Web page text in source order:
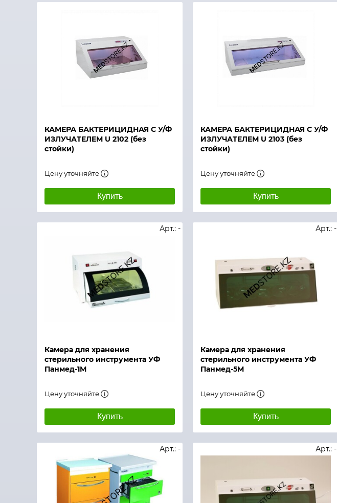
КАМЕРА БАКТЕРИЦИДНАЯ С У/Ф
ИЗЛУЧАТЕЛЕМ U 2102 (без
стойки)
Цену уточняйте
Купить
КАМЕРА БАКТЕРИЦИДНАЯ С У/Ф
ИЗЛУЧАТЕЛЕМ U 2103 (без
стойки)
Цену уточняйте
Купить
Камера для хранения
стерильного инструмента УФ
Панмед-1М
Арт.: -
Цену уточняйте
Купить
Камера для хранения
стерильного инструмента УФ
Панмед-5М
Арт.: -
Цену уточняйте
Купить
Арт.: - Арт.: -